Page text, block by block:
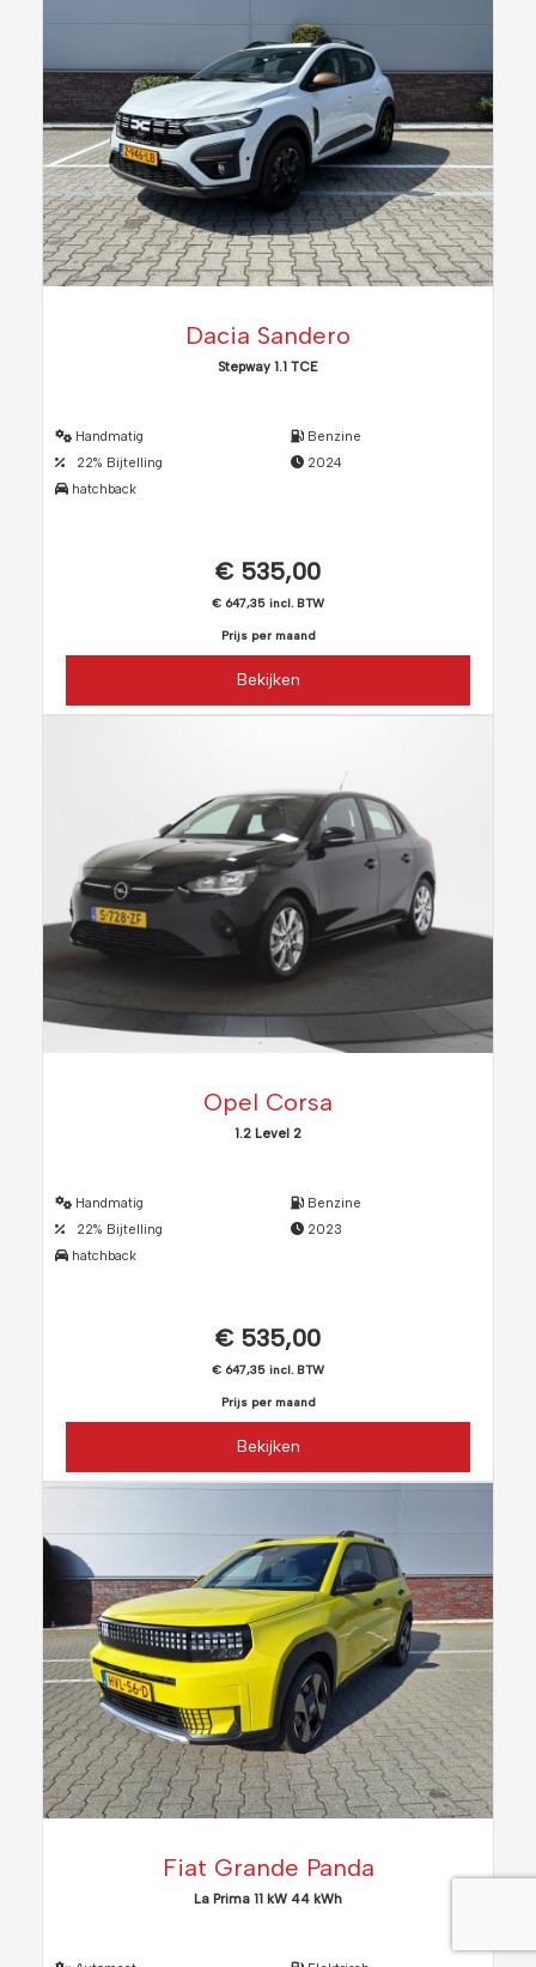
Dacia Sandero
Stepway 1.1 TCE
Handmatig
22% Bijtelling
hatchback
Benzine
2024
€ 535,00
€ 647,35 incl. BTW
Prijs per maand
Bekijken
Opel Corsa
1.2 Level 2
Handmatig
22% Bijtelling
hatchback
Benzine
2023
€ 535,00
€ 647,35 incl. BTW
Prijs per maand
Bekijken
Fiat Grande Panda
La Prima 11 kW 44 kWh